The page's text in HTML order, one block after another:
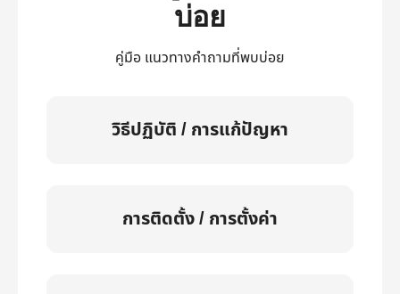
บ่อย
คู่มือ แนวทางคำถามที่พบบ่อย
วิธีปฏิบัติ / การแก้ปัญหา
การติดตั้ง / การตั้งค่า